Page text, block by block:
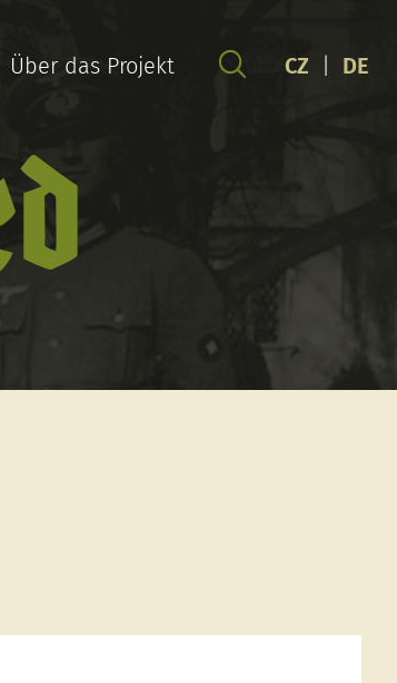
Über das Projekt CZ DE